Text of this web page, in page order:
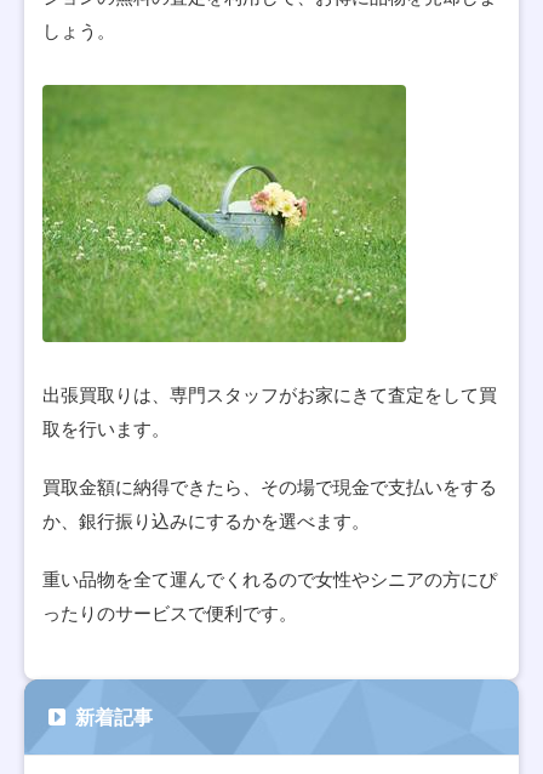
しょう。
出張買取りは、専門スタッフがお家にきて査定をして買
取を行います。
買取金額に納得できたら、その場で現金で支払いをする
か、銀行振り込みにするかを選べます。
重い品物を全て運んでくれるので女性やシニアの方にぴ
ったりのサービスで便利です。
新着記事